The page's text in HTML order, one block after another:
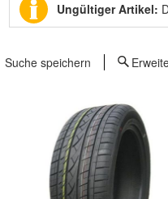
Ungültiger Artikel:
Suche speichern